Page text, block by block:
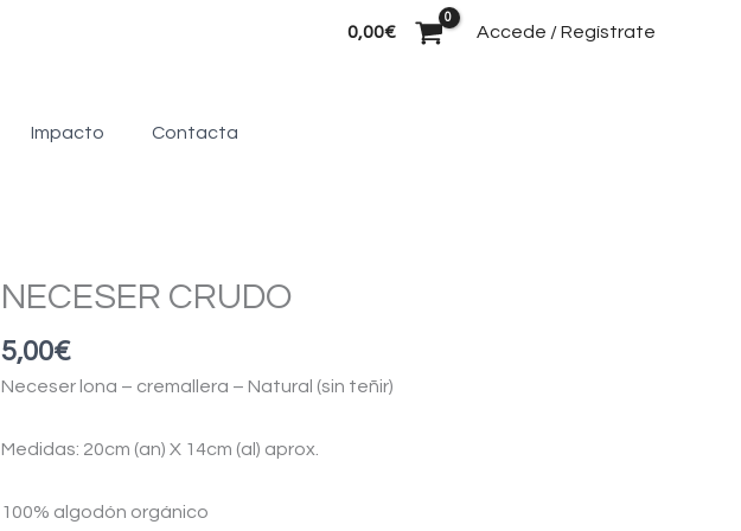
Buscar0,00€ Accede / Regístrate
Impacto Contacta
NECESER CRUDO
5,00€
Neceser lona – cremallera – Natural (sin teñir)
Medidas: 20cm (an) X 14cm (al) aprox.
100% algodón orgánico